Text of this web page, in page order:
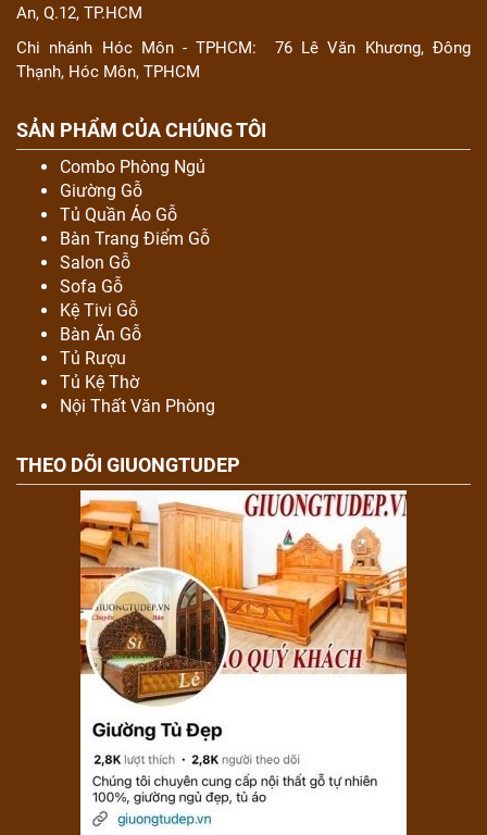
An, Q.12, TP.HCM
Chi nhánh Hóc Môn - TPHCM:
76 Lê Văn Khương, Đông
Thạnh, Hóc Môn, TPHCM
SẢN PHẨM CỦA CHÚNG TÔI
Combo Phòng Ngủ
Giường Gỗ
Tủ Quần Áo Gỗ
Bàn Trang Điểm Gỗ
Salon Gỗ
Sofa Gỗ
Kệ Tivi Gỗ
Bàn Ăn Gỗ
Tủ Rượu
Tủ Kệ Thờ
Nội Thất Văn Phòng
THEO DÕI GIUONGTUDEP